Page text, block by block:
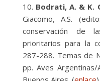
Bodrati, A. & K.
Giacomo, A.S.
conservación de
prioritarios para la
287-288. Temas de
pp. Aves Argentinas/